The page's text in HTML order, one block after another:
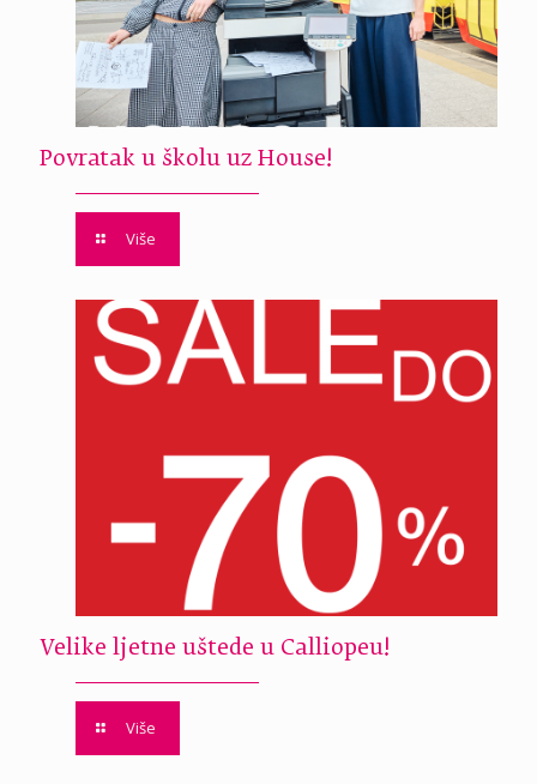
Povratak u školu uz House!
Više
Velike ljetne uštede u Calliopeu!
Više